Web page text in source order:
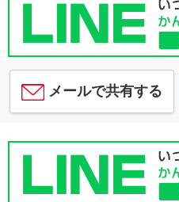
メールで共有する